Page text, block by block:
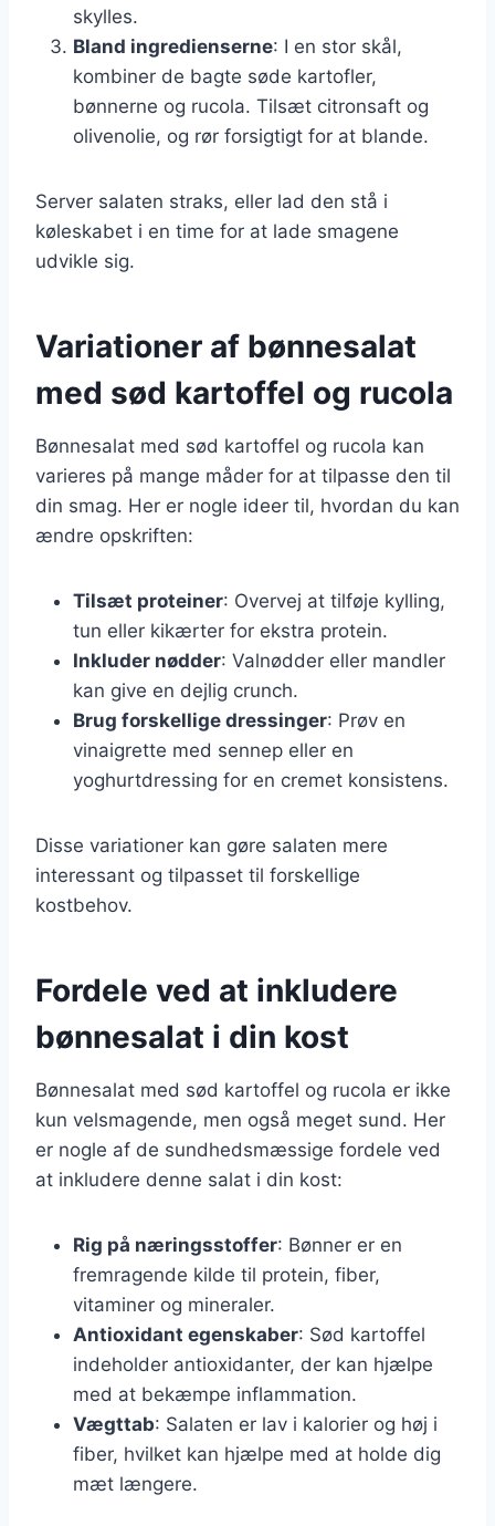
skylles.
Bland ingredienserne: I en stor skål,
kombiner de bagte søde kartofler,
bønnerne og rucola. Tilsæt citronsaft og
olivenolie, og rør forsigtigt for at blande.
Server salaten straks, eller lad den stå i
køleskabet i en time for at lade smagene
udvikle sig.
Variationer af bønnesalat
med sød kartoffel og rucola
Bønnesalat med sød kartoffel og rucola kan
varieres på mange måder for at tilpasse den til
din smag. Her er nogle ideer til, hvordan du kan
ændre opskriften:
Tilsæt proteiner: Overvej at tilføje kylling,
tun eller kikærter for ekstra protein.
Inkluder nødder: Valnødder eller mandler
kan give en dejlig crunch.
Brug forskellige dressinger: Prøv en
vinaigrette med sennep eller en
yoghurtdressing for en cremet konsistens.
Disse variationer kan gøre salaten mere
interessant og tilpasset til forskellige
kostbehov.
Fordele ved at inkludere
bønnesalat i din kost
Bønnesalat med sød kartoffel og rucola er ikke
kun velsmagende, men også meget sund. Her
er nogle af de sundhedsmæssige fordele ved
at inkludere denne salat i din kost:
Rig på næringsstoffer: Bønner er en
fremragende kilde til protein, fiber,
vitaminer og mineraler.
Antioxidant egenskaber: Sød kartoffel
indeholder antioxidanter, der kan hjælpe
med at bekæmpe inflammation.
Vægttab: Salaten er lav i kalorier og høj i
fiber, hvilket kan hjælpe med at holde dig
mæt længere.